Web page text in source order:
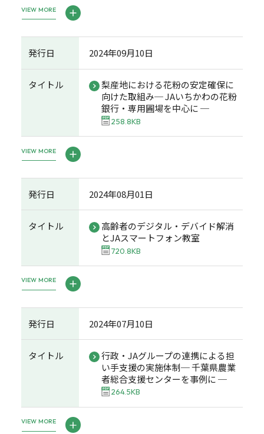
VIEW MORE
発行日 2024年09月10日
タイトル
梨産地における花粉の安定確保に
向けた取組み─ JAいちかわの花粉
銀行・専用圃場を中心に ─
258.8KB
VIEW MORE
発行日 2024年08月01日
タイトル
高齢者のデジタル・デバイド解消
とJAスマートフォン教室
720.8KB
VIEW MORE
発行日 2024年07月10日
タイトル
行政・JAグループの連携による担
い手支援の実施体制─ 千葉県農業
者総合支援センターを事例に ─
264.5KB
VIEW MORE